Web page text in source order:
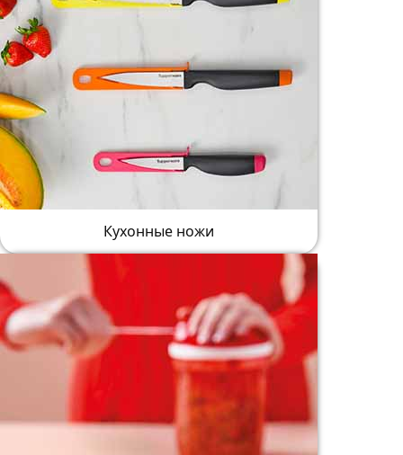
Кухонные ножи